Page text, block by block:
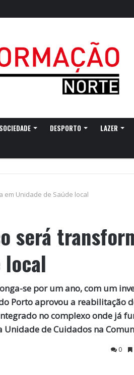
SOCIEDADE DESPORTO LAZER
em Unidade de Saúde local
será
local
se por um ano, com um
Porto aprovou a reabilitação
no complexo onde já
Unidade de Cuidados na
0